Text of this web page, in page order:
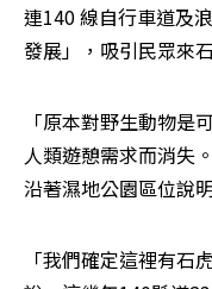
連140 線自行車道及
發展」，吸引民眾來
「原本對野生動物是
人類遊憩需求而消失
沿著濕地公園區位說
「我們確定這裡有石